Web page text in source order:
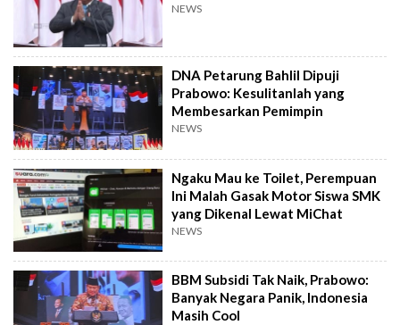
NEWS
DNA Petarung Bahlil Dipuji
Prabowo: Kesulitanlah yang
Membesarkan Pemimpin
NEWS
Ngaku Mau ke Toilet, Perempuan
Ini Malah Gasak Motor Siswa SMK
yang Dikenal Lewat MiChat
NEWS
BBM Subsidi Tak Naik, Prabowo:
Banyak Negara Panik, Indonesia
Masih Cool